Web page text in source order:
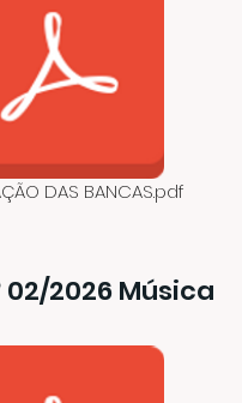
DAS BANCAS.pdf
02/2026 Música